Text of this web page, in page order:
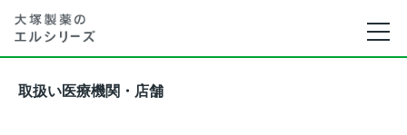
取扱い医療機関・店舗